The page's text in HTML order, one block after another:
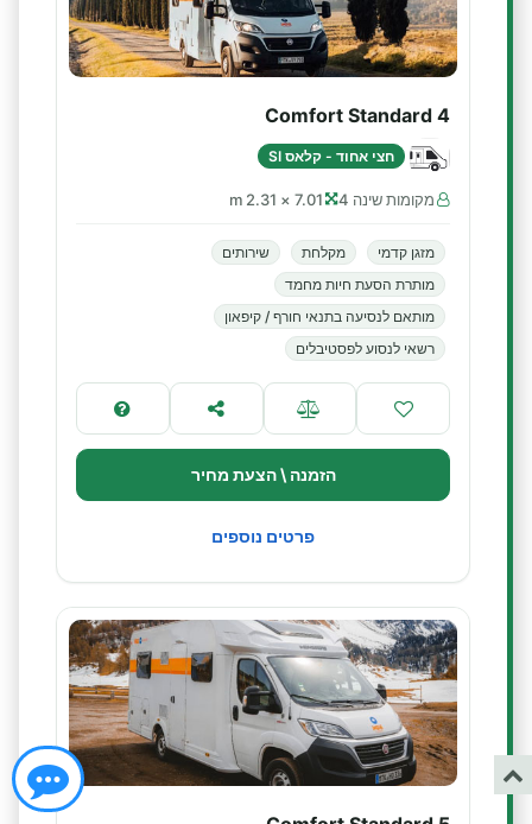
Comfort Standard 4
חצי אחוד - קלאס SI
מקומות שינה 4 7.01 × 2.31 m
מזגן קדמי מקלחת
שירותים
מותרת הסעת חיות מחמד
מותאם לנסיעה בתנאי חורף / קיפאון
רשאי לנסוע לפסטיבלים
הזמנה \ הצעת מחיר
פרטים נוספים